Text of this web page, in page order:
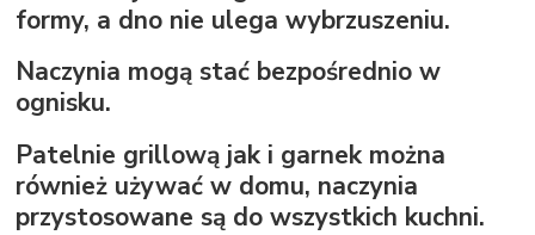
formy, a dno nie ulega wybrzuszeniu.
Naczynia mogą stać bezpośrednio w
ognisku.
Patelnie grillową jak i garnek można
również używać w domu, naczynia
przystosowane są do wszystkich kuchni.